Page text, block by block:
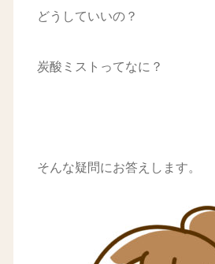
どうしていいの？
炭酸ミストってなに？
そんな疑問にお答えします。